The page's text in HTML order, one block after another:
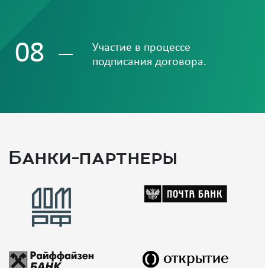
08
Участие в процессе
подписания договора.
Банки-партнеры